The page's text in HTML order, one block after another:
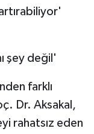
şey değil'
farklı
Dr. Aksakal,
rahatsız eden